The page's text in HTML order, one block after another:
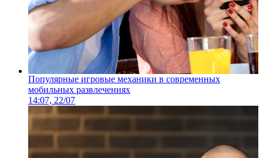
Популярные игровые механики в современных
мобильных развлечениях
14:07, 22/07